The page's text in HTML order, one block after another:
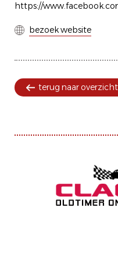
https://
bezoek website
terug naar overzicht